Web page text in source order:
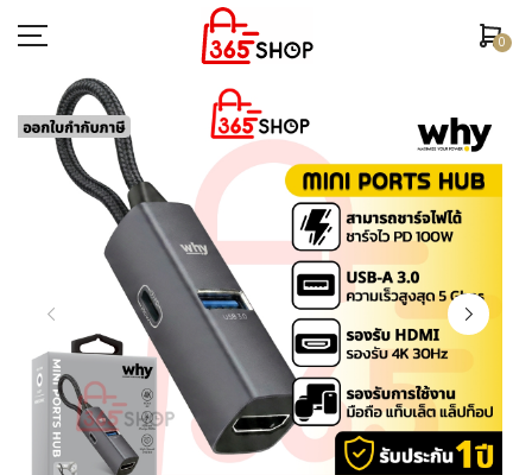
0
ตรวจสอบสถานะคำสั่งซื้อ
ยี่ห้อ/รุ่นมือถือ
เคสมือถือ
ฟิล์มกันรอย
อุปกรณ์สมาร์ทวอช